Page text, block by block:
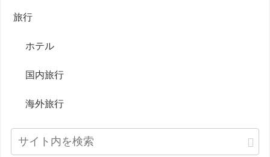
旅行
ホテル
国内旅行
海外旅行